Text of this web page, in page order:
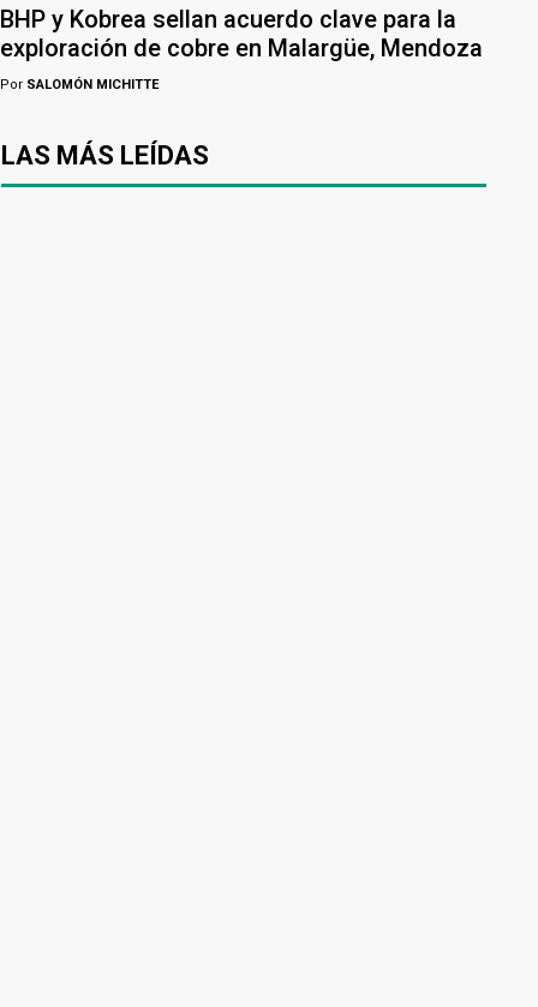
BHP y Kobrea sellan acuerdo clave para la
exploración de cobre en Malargüe, Mendoza
Por SALOMÓN MICHITTE
LAS MÁS LEÍDAS